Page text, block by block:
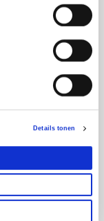
Details tonen
open
en
met
detail en